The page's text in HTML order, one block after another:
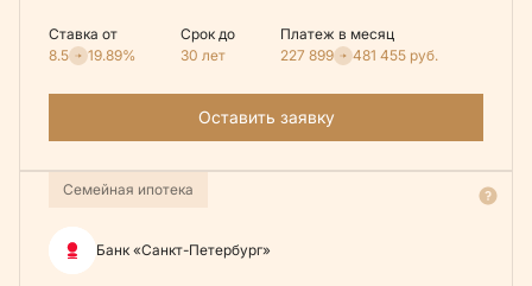
Ставка от
8.5
19.89%
Срок до
30 лет
Платеж в месяц
227 899
481 455 руб.
Оставить заявку
Семейная ипотека
Банк «Санкт-Петербург»